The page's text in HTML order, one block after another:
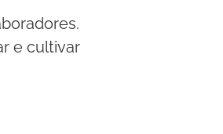
e cultivar